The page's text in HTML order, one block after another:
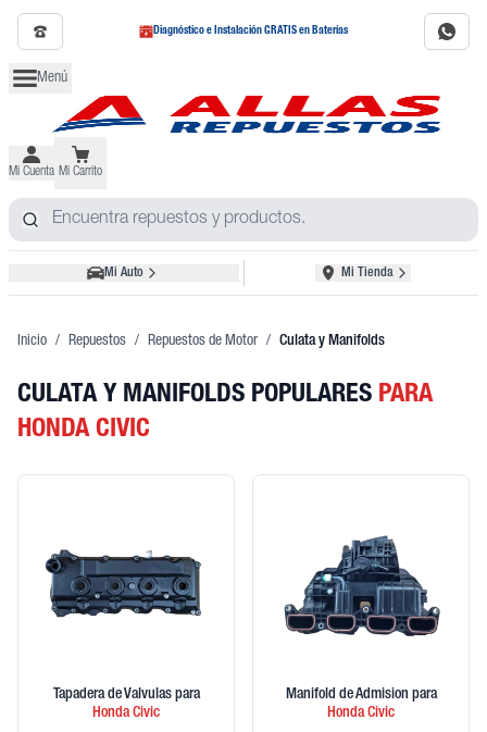
Diagnóstico e Instalación GRATIS en Baterías
Menú
Mi Cuenta Mi Carrito
Mi Auto Mi Tienda
Inicio / Repuestos / Repuestos de Motor / Culata y Manifolds
CULATA Y MANIFOLDS POPULARES PARA
HONDA CIVIC
Tapadera de Valvulas para
HondaCivic
Manifold de Admision para
HondaCivic